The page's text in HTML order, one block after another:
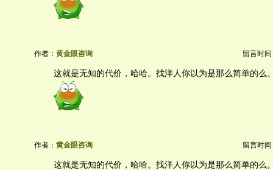
作者： 黄金眼咨询 留言时间
这就是无知的代价，哈哈。找洋人你以为是那么简单的么
作者： 黄金眼咨询 留言时间
这就是无知的代价，哈哈。找洋人你以为是那么简单的么